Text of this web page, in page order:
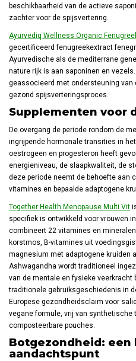
beschikbaarheid van de actieve
zachter voor de spijsvertering.
Ayurvediq Wellness Organic
gecertificeerd fenugreekextract
Ayurvedische als de mediterrane
nature rijk is aan saponinen en
geassocieerd met ondersteuning van
gezond spijsverteringsproces.
Supplementen voor
De overgang de periode rondom de
ingrijpende hormonale transities in
oestrogeen en progesteron heeft
energieniveau, de slaapkwaliteit, de
deze periode neemt de behoefte aan
vitamines en bepaalde adaptogene
Together Health Menopause Multi Vit
specifiek is ontwikkeld voor vrouwen
combineert 22 vitamines en
korstmos, B-vitamines uit
magnesium met adaptogene kruiden
Ashwagandha wordt traditioneel
van de mentale en fysieke veerkracht
traditionele gebruiksgeschiedenis in
Europese gezondheidsclaim voor
vegane formule, vrij van synthetische
composteerbare pouches.
Botgezondheid: een
aandachtspunt